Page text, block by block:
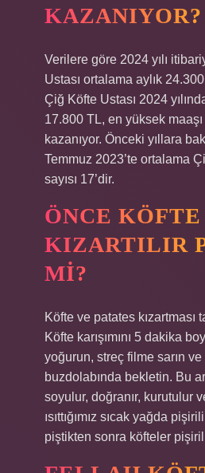
KAZANIYOR?
Verilere göre 2024 yılı
Ustası ortalama aylık
Çiğ Köfte Ustası 2024
17.800 TL, en yüksek
kazanıyor. Önceki yıllara
Temmuz 2023’te ortalama
sayısı 17’dir.
ÖNCE
KIZARTILIR
MI?
Köfte ve patates kızartması
Köfte karışımını 5 dakika
yoğurun, streç filme sarın
buzdolabında bekletin. Bu
soyulur, doğranır, kurutulur
ısıttığımız sıcak yağda
piştikten sonra köfteler